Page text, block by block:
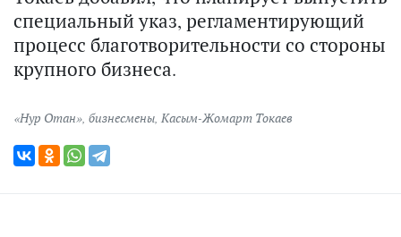
специальный указ, регламентирующий
процесс благотворительности со стороны
крупного бизнеса.
«Нур Отан», бизнесмены, Касым-Жомарт Токаев